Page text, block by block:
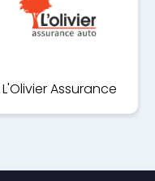
L'Olivier Assurance